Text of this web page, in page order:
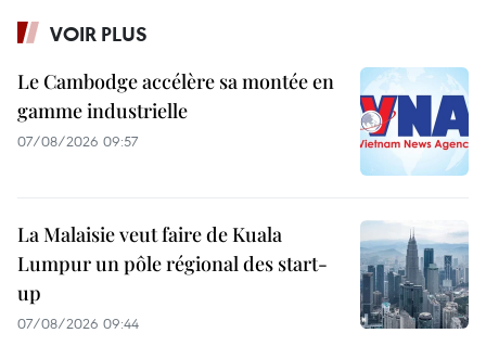
VOIR PLUS
Le Cambodge accélère sa montée en
gamme industrielle
07/08/2026 09:57
La Malaisie veut faire de Kuala
Lumpur un pôle régional des start-
up
07/08/2026 09:44